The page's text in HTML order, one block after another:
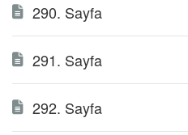
290. Sayfa
291. Sayfa
292. Sayfa